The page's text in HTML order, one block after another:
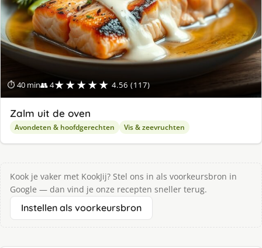
⏱ 40 min👥 4★★★★★ 4.56 (117)
Zalm uit de oven
Avondeten & hoofdgerechten Vis & zeevruchten
Kook je vaker met KookJij? Stel ons in als voorkeursbron in
Google — dan vind je onze recepten sneller terug.
Instellen als voorkeursbron